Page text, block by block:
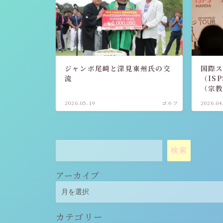
ジャンボ尾崎と深見東州氏の交
流
2026.05.19 ゴルフ
国際
（
（宗
検索
アーカイブ
カテゴリー